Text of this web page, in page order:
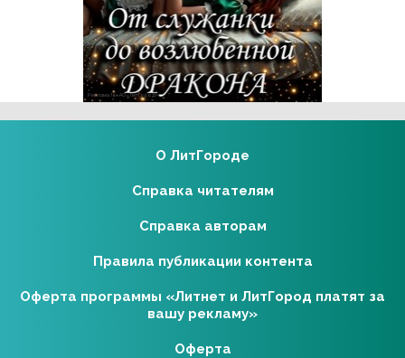
Реклама 16+ АО «ЛитГород»
О ЛитГороде
Справка читателям
Справка авторам
Правила публикации контента
Оферта программы «Литнет и ЛитГород платят за
вашу рекламу»
Оферта